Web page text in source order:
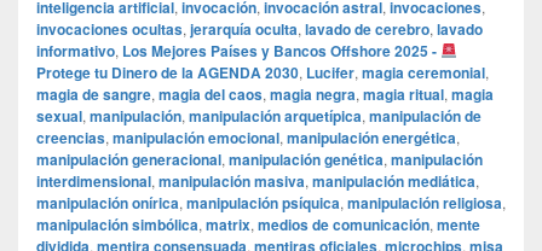
inteligencia artificial, invocación, invocación astral, invocaciones,
invocaciones ocultas, jerarquía oculta, lavado de cerebro, lavado
informativo, Los Mejores Países y Bancos Offshore 2025 -
Protege tu Dinero de la AGENDA 2030, Lucifer, magia ceremonial,
magia de sangre, magia del caos, magia negra, magia ritual, magia
sexual, manipulación, manipulación arquetípica, manipulación de
creencias, manipulación emocional, manipulación energética,
manipulación generacional, manipulación genética, manipulación
interdimensional, manipulación masiva, manipulación mediática,
manipulación onírica, manipulación psíquica, manipulación religiosa,
manipulación simbólica, matrix, medios de comunicación, mente
dividida, mentira consensuada, mentiras oficiales, microchips, misa